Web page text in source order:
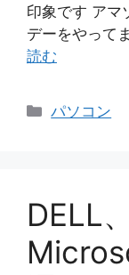
印象です アマ
デーをやって
読む
カ
パソコン
DELL